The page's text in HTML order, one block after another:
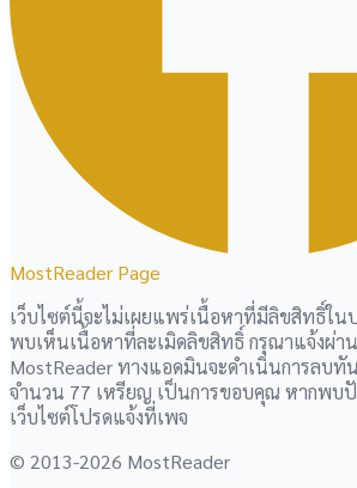
MostReader Page
เว็บไซต์นี้จะไม่เผยแพร่เนื้อหาที่มีลิขสิทธิ์ใน
พบเห็นเนื้อหาที่ละเมิดลิขสิทธิ์ กรุณาแจ้งผ่า
MostReader ทางแอดมินจะดำเนินการลบ
จำนวน 77 เหรียญ เป็นการขอบคุณ หากพบ
เว็บไซต์โปรดแจ้งที่เพจ
© 2013-2026 MostReader